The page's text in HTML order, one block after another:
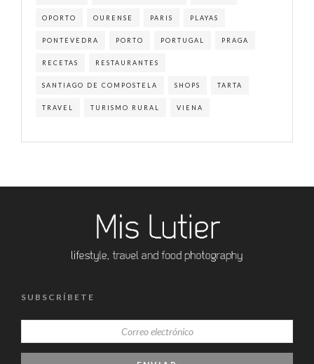
OPORTO OURENSE PARIS PLAYAS
PONTEVEDRA PORTO PORTUGAL PRAGA
RECETAS RESTAURANTES
SANTIAGO DE COMPOSTELA SHOPS TARTA
TRAVEL TURISMO RURAL VIENA
SUBSCRÍBETE